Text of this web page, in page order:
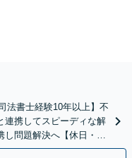
法書士経験10年以上】不
連携してスピーディな解
し問題解決へ【休日・夜